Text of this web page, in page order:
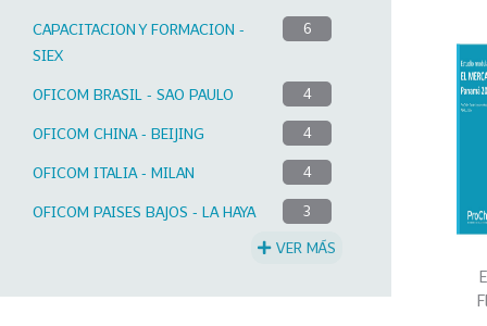
CAPACITACION Y FORMACION -
SIEX
6
OFICOM BRASIL - SAO PAULO 4
OFICOM CHINA - BEIJING 4
OFICOM ITALIA - MILAN 4
OFICOM PAISES BAJOS - LA HAYA 3
VER MÁS